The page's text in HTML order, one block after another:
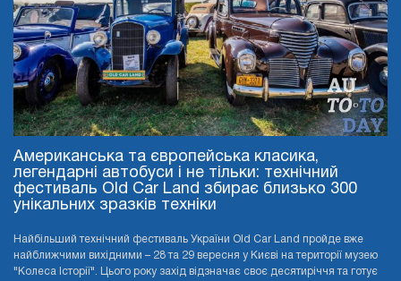
Американська та європейська класика,
легендарні автобуси і не тільки: технічний
фестиваль Old Car Land збирає близько 300
унікальних зразків техніки
Найбільший технічний фестиваль України Old Car Land пройде вже
найближчими вихідними – 28 та 29 вересня у Києві на території музею
"Колеса Історії". Цього року захід відзначає своє десятиріччя та готує